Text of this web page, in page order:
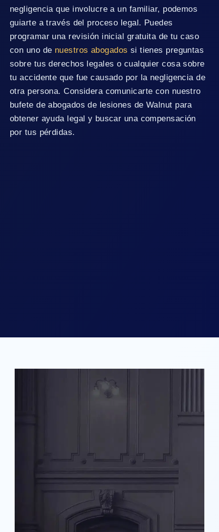
negligencia que involucre a un familiar, podemos
guiarte a través del proceso legal. Puedes
programar una revisión inicial gratuita de tu caso
con uno de nuestros abogados si tienes preguntas
sobre tus derechos legales o cualquier cosa sobre
tu accidente que fue causado por la negligencia de
otra persona. Considera comunicarte con nuestro
bufete de abogados de lesiones de Walnut para
obtener ayuda legal y buscar una compensación
por tus pérdidas.